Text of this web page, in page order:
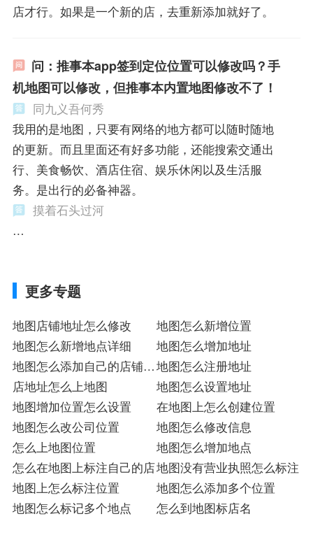
店才行。如果是一个新的店，去重新添加就好了。
问：推事本app签到定位位置可以修改吗？手
机地图可以修改，但推事本内置地图修改不了！
同九义吾何秀
我用的是地图，只要有网络的地方都可以随时随地
的更新。而且里面还有好多功能，还能搜索交通出
行、美食畅饮、酒店住宿、娱乐休闲以及生活服
务。是出行的必备神器。
摸着石头过河
…
更多专题
地图店铺地址怎么修改
地图怎么新增位置
地图怎么新增地点详细
地图怎么增加地址
地图怎么添加自己的店铺地
址
地图怎么注册地址
店地址怎么上地图
地图怎么设置地址
地图增加位置怎么设置
在地图上怎么创建位置
地图怎么改公司位置
地图怎么修改信息
怎么上地图位置
地图怎么增加地点
怎么在地图上标注自己的店地图没有营业执照怎么标注
地图上怎么标注位置
地图怎么添加多个位置
地图怎么标记多个地点
怎么到地图标店名